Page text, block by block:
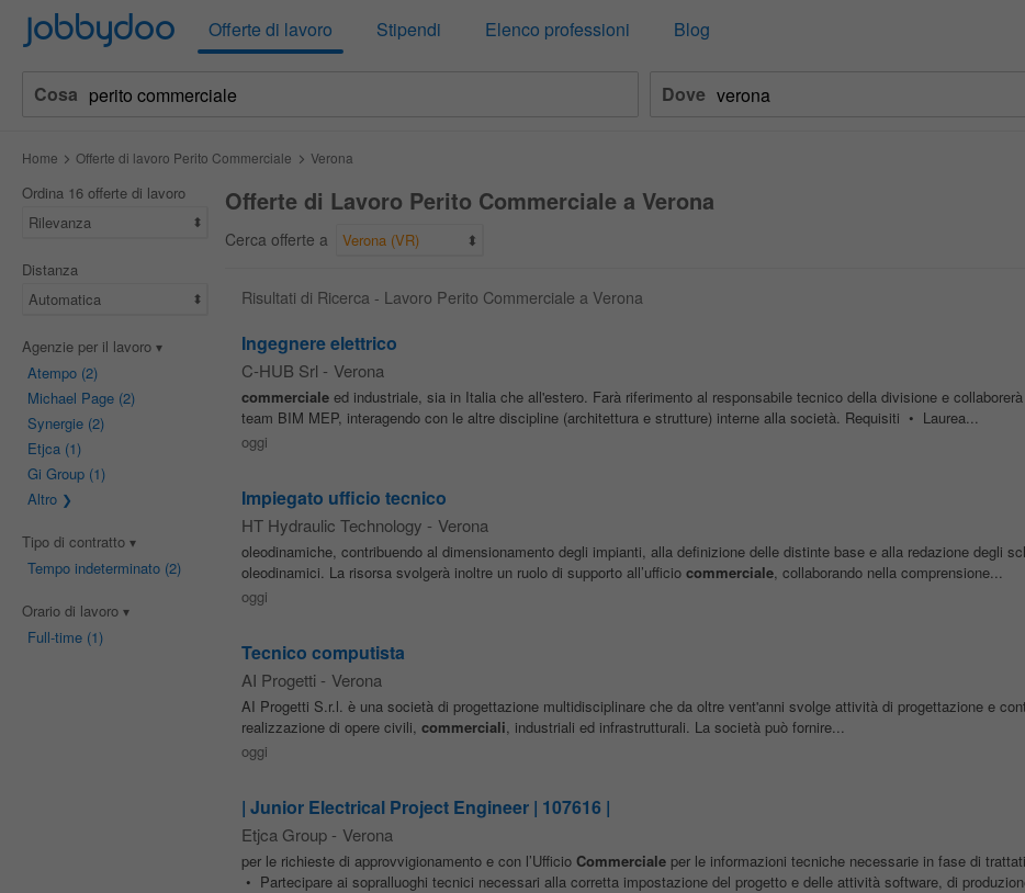
Jobbydoo Offerte di lavoro Stipendi Elenco professioni Blog
Cosa Dove
Home Offerte di lavoro Perito Commerciale Verona
Ordina 16 offerte di lavoro
Rilevanza
Distanza
Automatica
Agenzie per il lavoro
Atempo(2)
Michael Page(2)
Synergie(2)
Etjca(1)
Gi Group(1)
Altro
Tipo di contratto
Tempo indeterminato(2)
Orario di lavoro
Full-time(1)
Offerte di Lavoro Perito Commerciale a Verona
Cerca offerte a Verona (VR)
Risultati di Ricerca - Lavoro Perito Commerciale a Verona
Ingegnere elettrico
C-HUB Srl - Verona
commercialeed industriale, sia in Italia che all'estero. Farà riferimento al responsabile tecnico della divisione e
team BIM MEP, interagendo con le altre discipline (architettura e strutture) interne alla società. Requisiti • Laurea...
oggi
Impiegato ufficio tecnico
HT Hydraulic Technology - Verona
oleodinamiche, contribuendo al dimensionamento degli impianti, alla definizione delle distinte base e alla redazione degli
oleodinamici. La risorsa svolgerà inoltre un ruolo di supporto all’ufficio commerciale, collaborando nella comprensione...
oggi
Tecnico computista
AI Progetti - Verona
AI Progetti S.r.l. è una società di progettazione multidisciplinare che da oltre vent'anni svolge attività di progettazione e
realizzazione di opere civili, commerciali, industriali ed infrastrutturali. La società può fornire...
oggi
| Junior Electrical Project Engineer | 107616 |
Etjca Group - Verona
per le richieste di approvvigionamento e con l’Ufficio Commercialeper le informazioni tecniche necessarie in fase di
• Partecipare ai sopralluoghi tecnici necessari alla corretta impostazione del progetto e delle attività software, di